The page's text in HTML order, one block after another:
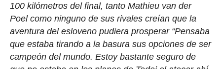
100 kilómetros del final, tanto Mathieu van der
Poel como ninguno de sus rivales creían que la
aventura del esloveno pudiera prosperar “Pensaba
que estaba tirando a la basura sus opciones de ser
campeón del mundo. Estoy bastante seguro de